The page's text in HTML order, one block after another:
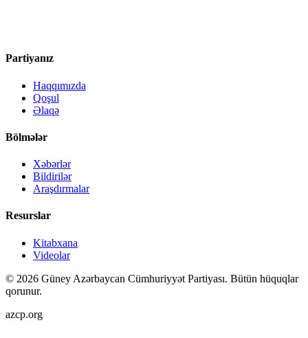
Partiyanız
Haqqımızda
Qoşul
Əlaqə
Bölmələr
Xəbərlər
Bildirilər
Araşdırmalar
Resurslar
Kitabxana
Videolar
© 2026 Güney Azərbaycan Cümhuriyyət Partiyası. Bütün hüquqlar
qorunur.
azcp.org